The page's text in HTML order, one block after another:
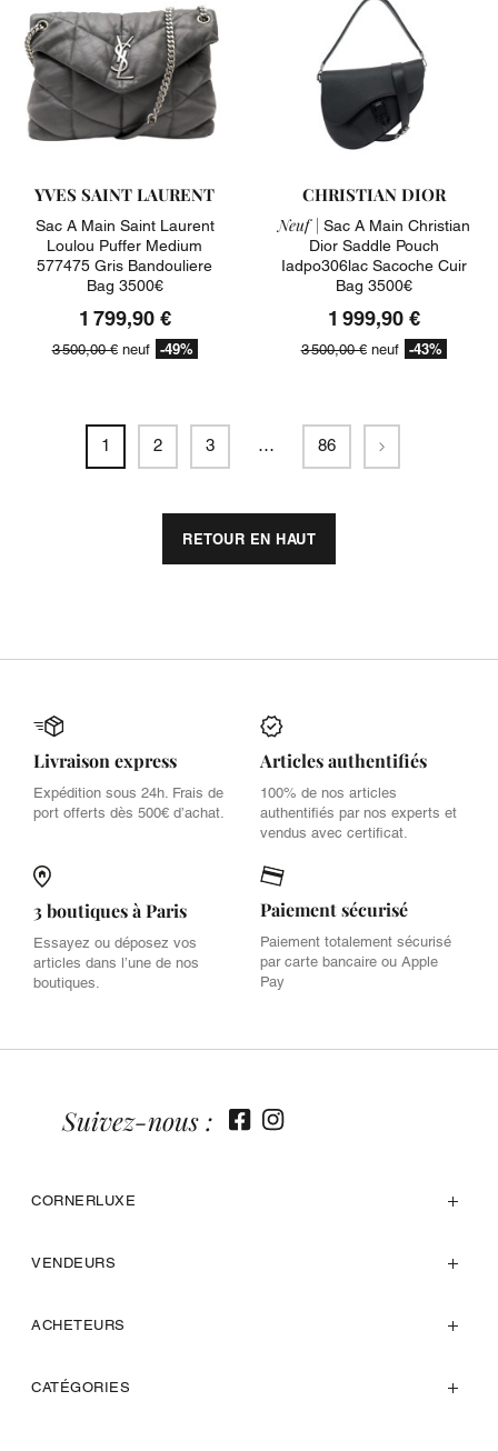
YVES SAINT LAURENT
Sac A Main Saint Laurent
Loulou Puffer Medium
577475 Gris Bandouliere
Bag 3500€
1 799,90 €
3 500,00 €neuf -49%
CHRISTIAN DIOR
Neuf | Sac A Main Christian
Dior Saddle Pouch
Iadpo306lac Sacoche Cuir
Bag 3500€
1 999,90 €
3 500,00 €neuf -43%
1 2 3 … 86 Suivant
RETOUR EN HAUT
Livraison express
Expédition sous 24h. Frais de
port offerts dès 500€ d’achat.
Articles authentifiés
100% de nos articles
authentifiés par nos experts et
vendus avec certificat.
3 boutiques à Paris
Essayez ou déposez vos
articles dans l’une de nos
boutiques.
Paiement sécurisé
Paiement totalement sécurisé
par carte bancaire ou Apple
Pay
CORNERLUXE
VENDEURS
ACHETEURS
CATÉGORIES
Suivez-nous :